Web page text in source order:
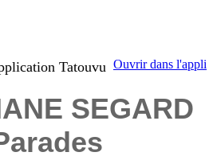
Ouvrir dans l'appli
Tatouvu
SEGARD